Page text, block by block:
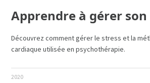
Apprendre à gérer son
Découvrez comment gérer le stress et la
cardiaque utilisée en psychothérapie.
2020